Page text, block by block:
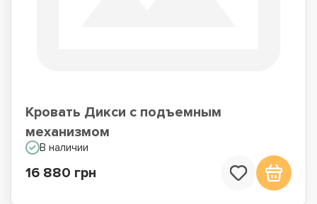
Кровать Дикси с подъемным
механизмом
В наличии
16 880 грн